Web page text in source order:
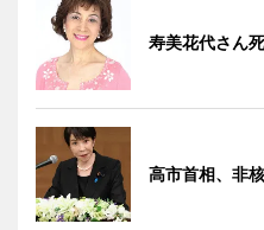
寿美花代さん
高市首相、非